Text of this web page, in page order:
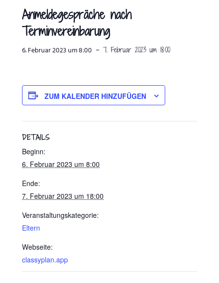
Anmeldegespräche nach
Terminvereinbarung
6. Februar 2023 um 8:00 - 7. Februar 2023 um 18:00
ZUM KALENDER HINZUFÜGEN
DETAILS
Beginn:
6. Februar 2023 um 8:00
Ende:
7. Februar 2023 um 18:00
Veranstaltungskategorie:
Eltern
Webseite:
classyplan.app